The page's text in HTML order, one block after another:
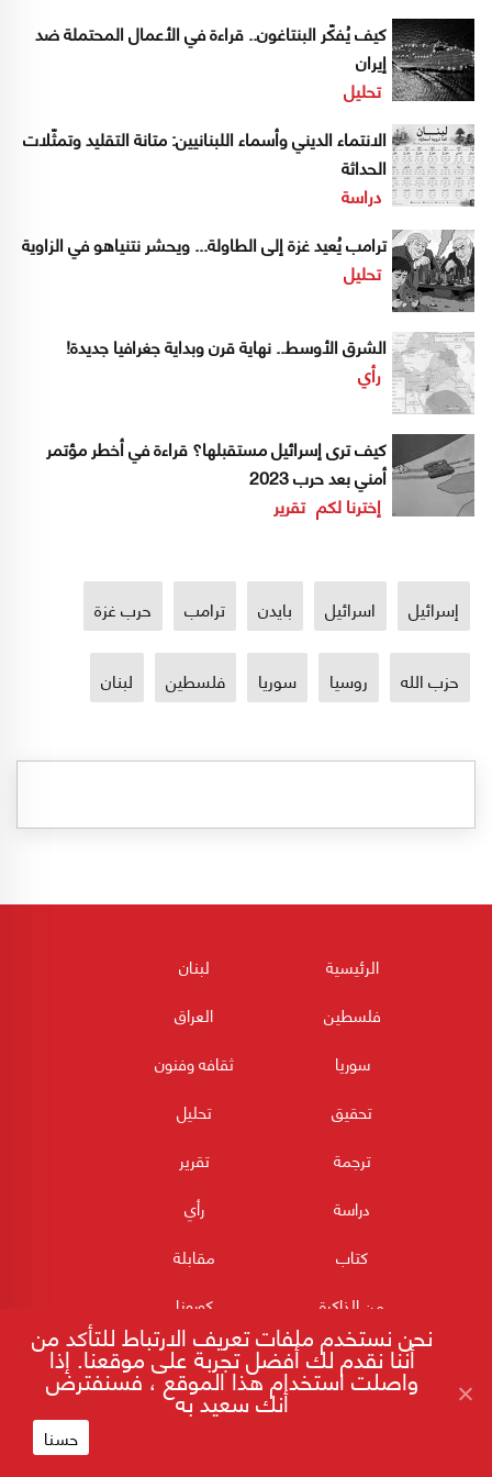
كيف يُفكّر البنتاغون.. قراءة في الأعمال المحتملة ضد
إيران
تحليل
الانتماء الديني وأسماء اللبنانيين: متانة التقليد وتمثّلات
الحداثة
دراسة
ترامب يُعيد غزة إلى الطاولة... ويحشر نتنياهو في الزاوية
تحليل
الشرق الأوسط.. نهاية قرن وبداية جغرافيا جديدة!
رأي
كيف ترى إسرائيل مستقبلها؟ قراءة في أخطر مؤتمر
أمني بعد حرب 2023
إخترنا لكم تقرير
إسرائيل اسرائيل بايدن ترامب حرب غزة
حزب الله روسيا سوريا فلسطين لبنان
الرئيسية
لبنان
فلسطين
العراق
سوريا
ثقافه وفنون
تحقيق
تحليل
ترجمة
تقرير
دراسة
رأي
كتاب
مقابلة
من الذاكرة
كورونا
نحن نستخدم ملفات تعريف الارتباط للتأكد من
أننا نقدم لك أفضل تجربة على موقعنا. إذا
واصلت استخدام هذا الموقع ، فسنفترض
أنك سعيد به
حسنا